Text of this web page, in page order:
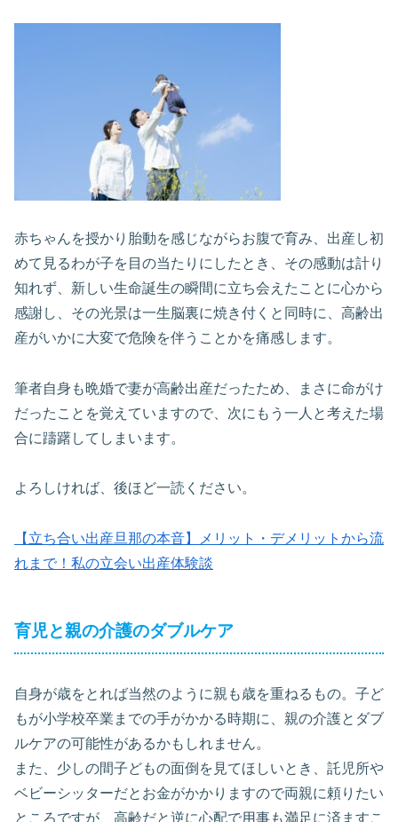
赤ちゃんを授かり胎動を感じながらお腹で育み、出産し初
めて見るわが子を目の当たりにしたとき、その感動は計り
知れず、新しい生命誕生の瞬間に立ち会えたことに心から
感謝し、その光景は一生脳裏に焼き付くと同時に、高齢出
産がいかに大変で危険を伴うことかを痛感します。
筆者自身も晩婚で妻が高齢出産だったため、まさに命がけ
だったことを覚えていますので、次にもう一人と考えた場
合に躊躇してしまいます。
よろしければ、後ほど一読ください。
【立ち合い出産旦那の本音】メリット・デメリットから流
れまで！私の立会い出産体験談
育児と親の介護のダブルケア
自身が歳をとれば当然のように親も歳を重ねるもの。子ど
もが小学校卒業までの手がかかる時期に、親の介護とダブ
ルケアの可能性があるかもしれません。
また、少しの間子どもの面倒を見てほしいとき、託児所や
ベビーシッターだとお金がかかりますので両親に頼りたい
ところですが、高齢だと逆に心配で用事も満足に済ますこ